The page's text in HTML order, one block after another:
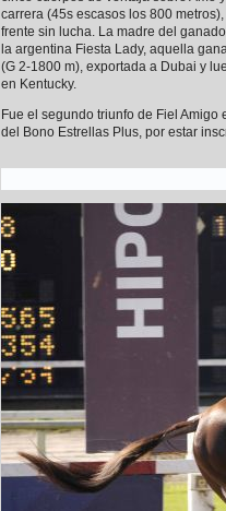
carrera (45s escasos los 800
frente sin lucha. La madre del
la argentina Fiesta Lady, aquella
(G 2-1800 m), exportada a Dubai y
en Kentucky.
Fue el segundo triunfo de Fiel
del Bono Estrellas Plus, por estar